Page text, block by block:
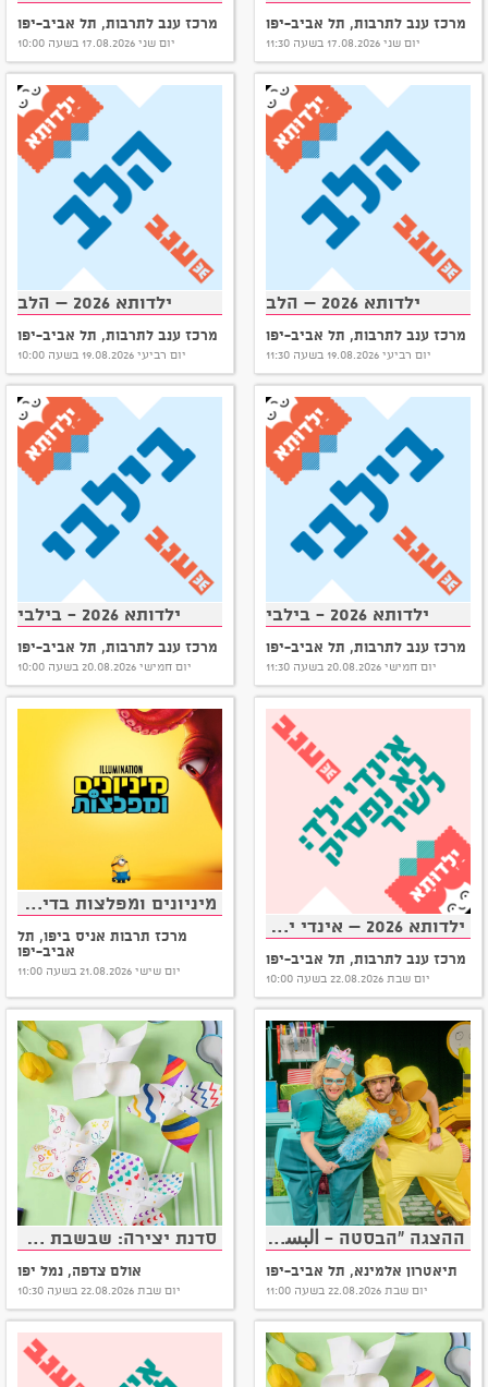
מרכז ענב לתרבות, תל אביב-יפו
יום שני 17.08.2026 בשעה 10:00
מרכז ענב לתרבות, תל אביב-יפו
יום שני 17.08.2026 בשעה 11:30
ילדותא 2026 – הלב
מרכז ענב לתרבות, תל אביב-יפו
יום רביעי 19.08.2026 בשעה 10:00
ילדותא 2026 – הלב
מרכז ענב לתרבות, תל אביב-יפו
יום רביעי 19.08.2026 בשעה 11:30
ילדותא 2026 - בילבי
מרכז ענב לתרבות, תל אביב-יפו
יום חמישי 20.08.2026 בשעה 10:00
ילדותא 2026 - בילבי
מרכז ענב לתרבות, תל אביב-יפו
יום חמישי 20.08.2026 בשעה 11:30
מיניונים ומפלצות בדיבוב לעברית
מרכז תרבות אניס ביפו, תל
אביב-יפו
יום שישי 21.08.2026 בשעה 11:00
ילדותא 2026 – אינדי ילד: לא נפסיק לשיר
מרכז ענב לתרבות, תל אביב-יפו
יום שבת 22.08.2026 בשעה 10:00
סדנת יצירה: שבשבת של דמיון
אולם צדפה, נמל יפו
יום שבת 22.08.2026 בשעה 10:30
ההצגה "הבסטה - البسطة" + סדנת ג'אגלינג!
תיאטרון אלמינא, תל אביב-יפו
יום שבת 22.08.2026 בשעה 11:00